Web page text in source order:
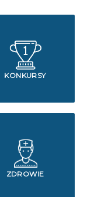
KONKURSY
ZDROWIE